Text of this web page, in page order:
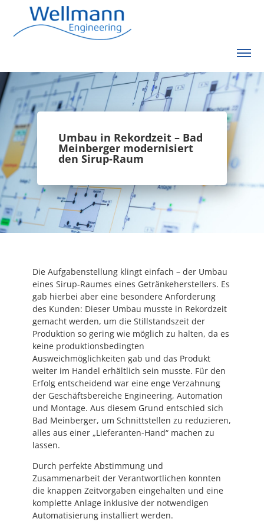
Umbau in Rekordzeit – Bad
Meinberger modernisiert
den Sirup-Raum
Die Aufgabenstellung klingt einfach – der Umbau
eines Sirup-Raumes eines Getränkeherstellers. Es
gab hierbei aber eine besondere Anforderung
des Kunden: Dieser Umbau musste in Rekordzeit
gemacht werden, um die Stillstandszeit der
Produktion so gering wie möglich zu halten, da es
keine produktionsbedingten
Ausweichmöglichkeiten gab und das Produkt
weiter im Handel erhältlich sein musste. Für den
Erfolg entscheidend war eine enge Verzahnung
der Geschäftsbereiche Engineering, Automation
und Montage. Aus diesem Grund entschied sich
Bad Meinberger, um Schnittstellen zu reduzieren,
alles aus einer „Lieferanten-Hand“ machen zu
lassen.
Durch perfekte Abstimmung und
Zusammenarbeit der Verantwortlichen konnten
die knappen Zeitvorgaben eingehalten und eine
komplette Anlage inklusive der notwendigen
Automatisierung installiert werden.